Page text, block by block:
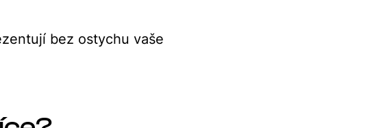
bez ostychu vaše